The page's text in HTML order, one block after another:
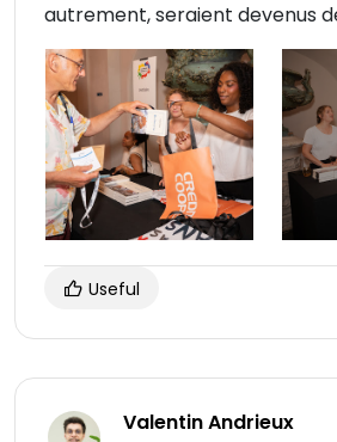
autrement, seraient devenus
Useful
Valentin Andrieux